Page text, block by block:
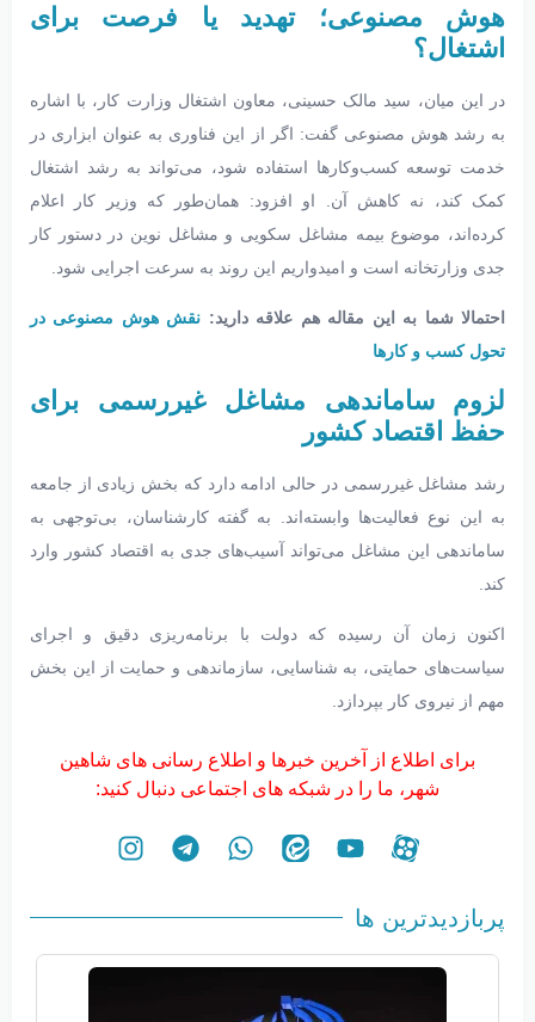
هوش مصنوعی؛ تهدید یا فرصت برای
اشتغال؟
در این میان، سید مالک حسینی، معاون اشتغال وزارت کار، با اشاره
به رشد هوش مصنوعی گفت: اگر از این فناوری به عنوان ابزاری در
خدمت توسعه کسب‌وکارها استفاده شود، می‌تواند به رشد اشتغال
کمک کند، نه کاهش آن. او افزود: همان‌طور که وزیر کار اعلام
کرده‌اند، موضوع بیمه مشاغل سکویی و مشاغل نوین در دستور کار
جدی وزارتخانه است و امیدواریم این روند به سرعت اجرایی شود.
احتمالا شما به این مقاله هم علاقه دارید: نقش هوش مصنوعی در
تحول کسب و کارها
لزوم ساماندهی مشاغل غیررسمی برای
حفظ اقتصاد کشور
رشد مشاغل غیررسمی در حالی ادامه دارد که بخش زیادی از جامعه
به این نوع فعالیت‌ها وابسته‌اند. به گفته کارشناسان، بی‌توجهی به
ساماندهی این مشاغل می‌تواند آسیب‌های جدی به اقتصاد کشور وارد
کند.
اکنون زمان آن رسیده که دولت با برنامه‌ریزی دقیق و اجرای
سیاست‌های حمایتی، به شناسایی، سازماندهی و حمایت از این بخش
مهم از نیروی کار بپردازد.
برای اطلاع از آخرین خبرها و اطلاع رسانی های شاهین
شهر، ما را در شبکه های اجتماعی دنبال کنید:
پربازدیدترین ها